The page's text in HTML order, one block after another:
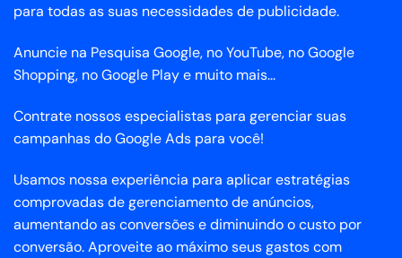
para todas as suas necessidades de publicidade.
Anuncie na Pesquisa Google, no YouTube, no Google
Shopping, no Google Play e muito mais...
Contrate nossos especialistas para gerenciar suas
campanhas do Google Ads para você!
Usamos nossa experiência para aplicar estratégias
comprovadas de gerenciamento de anúncios,
aumentando as conversões e diminuindo o custo por
conversão. Aproveite ao máximo seus gastos com